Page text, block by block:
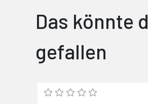
Das könnte
gefallen